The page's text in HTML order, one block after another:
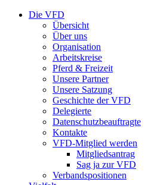
Die VFD
Übersicht
Über uns
Organisation
Arbeitskreise
Pferd & Freizeit
Unsere Partner
Unsere Satzung
Geschichte der VFD
Delegierte
Datenschutzbeauftragte
Kontakte
VFD-Mitglied werden
Mitgliedsantrag
Sag ja zur VFD
Verbandspositionen